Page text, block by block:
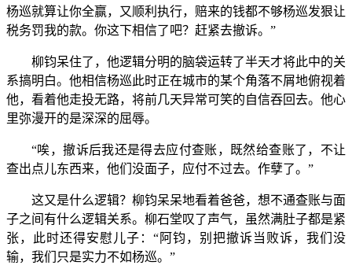
杨巡就算让你全赢，又顺利执行，赔来的钱都不够杨巡发狠让
税务罚我的款。你这下相信了吧？赶紧去撤诉。”
柳钧呆住了，他逻辑分明的脑袋运转了半天才将此中的关
系搞明白。他相信杨巡此时正在城市的某个角落不屑地俯视着
他，看着他走投无路，将前几天异常可笑的自信吞回去。他心
里弥漫开的是深深的屈辱。
“唉，撤诉后我还是得去应付查账，既然给查账了，不让
查出点儿东西来，他们没面子，应付不过去。作孽了。”
这又是什么逻辑？柳钧呆呆地看着爸爸，想不通查账与面
子之间有什么逻辑关系。柳石堂叹了声气，虽然满肚子都是紧
张，此时还得安慰儿子：“阿钧，别把撤诉当败诉，我们没
输，我们只是实力不如杨巡。”